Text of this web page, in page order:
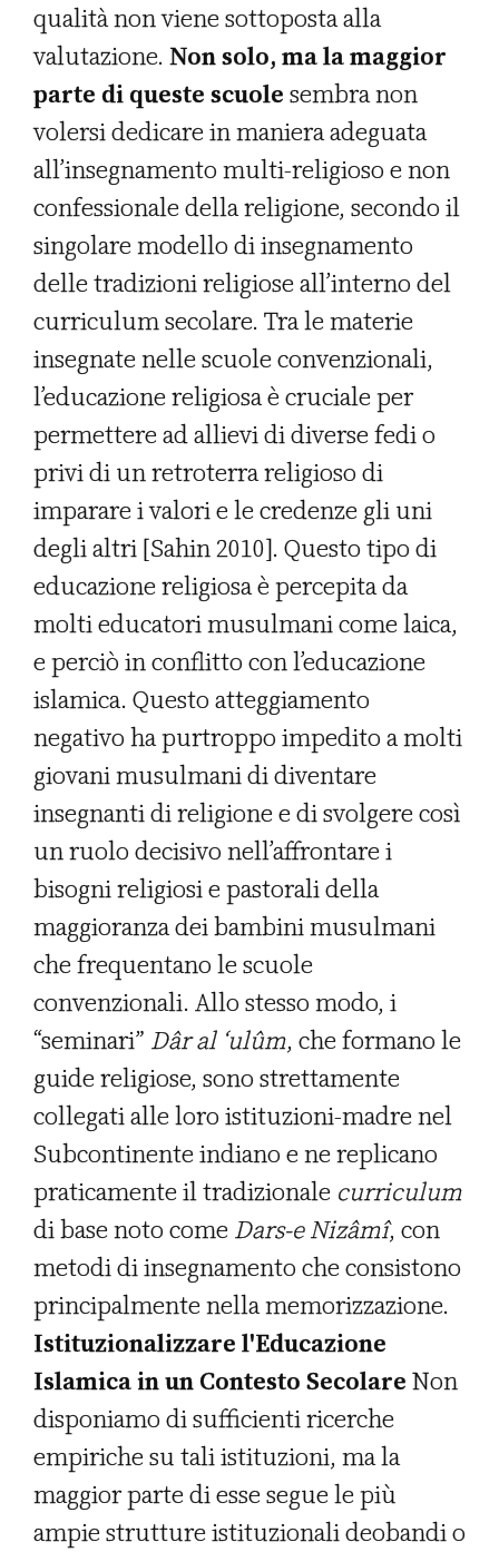
qualità non viene sottoposta alla
valutazione. Non solo, ma la maggior
parte di queste scuole sembra non
volersi dedicare in maniera adeguata
all’insegnamento multi-religioso e non
confessionale della religione, secondo il
singolare modello di insegnamento
delle tradizioni religiose all’interno del
curriculum secolare. Tra le materie
insegnate nelle scuole convenzionali,
l’educazione religiosa è cruciale per
permettere ad allievi di diverse fedi o
privi di un retroterra religioso di
imparare i valori e le credenze gli uni
degli altri [Sahin 2010]. Questo tipo di
educazione religiosa è percepita da
molti educatori musulmani come laica,
e perciò in conflitto con l’educazione
islamica. Questo atteggiamento
negativo ha purtroppo impedito a molti
giovani musulmani di diventare
insegnanti di religione e di svolgere così
un ruolo decisivo nell’affrontare i
bisogni religiosi e pastorali della
maggioranza dei bambini musulmani
che frequentano le scuole
convenzionali. Allo stesso modo, i
“seminari” Dâr al ‘ulûm, che formano le
guide religiose, sono strettamente
collegati alle loro istituzioni-madre nel
Subcontinente indiano e ne replicano
praticamente il tradizionale curriculum
di base noto come Dars-e Nizâmî, con
metodi di insegnamento che consistono
principalmente nella memorizzazione.
Istituzionalizzare l'Educazione
Islamica in un Contesto Secolare Non
disponiamo di sufficienti ricerche
empiriche su tali istituzioni, ma la
maggior parte di esse segue le più
ampie strutture istituzionali deobandi o